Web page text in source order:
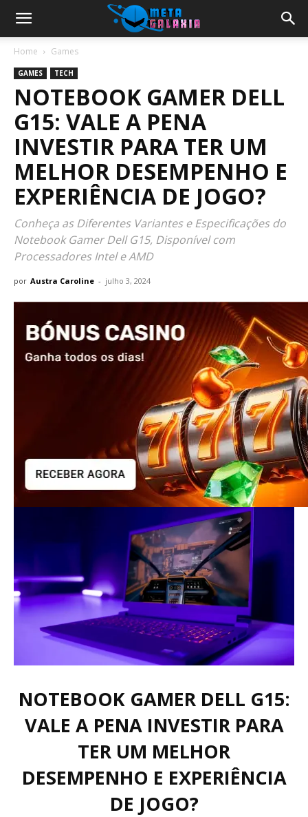
Home Games
GAMES TECH
NOTEBOOK GAMER DELL
G15: VALE A PENA
INVESTIR PARA TER UM
MELHOR DESEMPENHO E
EXPERIÊNCIA DE JOGO?
Conheça as Diferentes Variantes e Especificações do
Notebook Gamer Dell G15, Disponível com
Processadores Intel e AMD
por Austra Caroline - julho 3, 2024
NOTEBOOK GAMER DELL G15:
VALE A PENA INVESTIR PARA
TER UM MELHOR
DESEMPENHO E EXPERIÊNCIA
DE JOGO?